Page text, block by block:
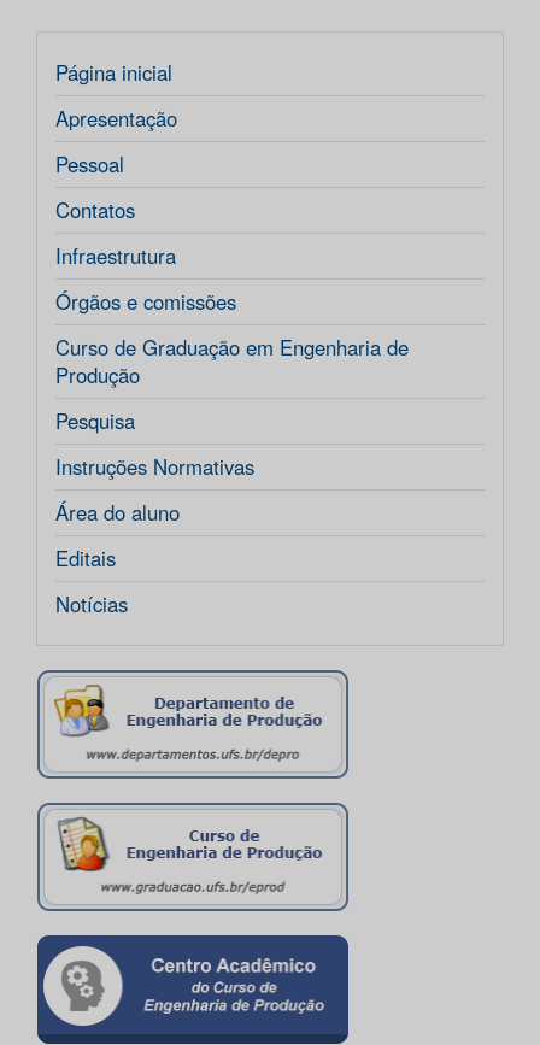
Página inicial
Apresentação
Pessoal
Contatos
Infraestrutura
Órgãos e comissões
Curso de Graduação em Engenharia de
Produção
Pesquisa
Instruções Normativas
Área do aluno
Editais
Notícias